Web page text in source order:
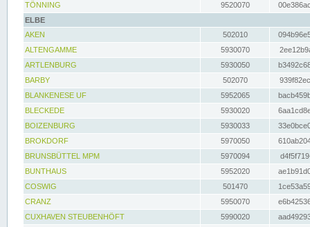
TÖNNING
9520070
ELBE
AKEN
502010
ALTENGAMME
5930070
ARTLENBURG
5930050
BARBY
502070
BLANKENESE UF
5952065
BLECKEDE
5930020
BOIZENBURG
5930033
BROKDORF
5970050
BRUNSBÜTTEL MPM
5970094
BUNTHAUS
5952020
COSWIG
501470
CRANZ
5950070
CUXHAVEN STEUBENHÖFT
5990020